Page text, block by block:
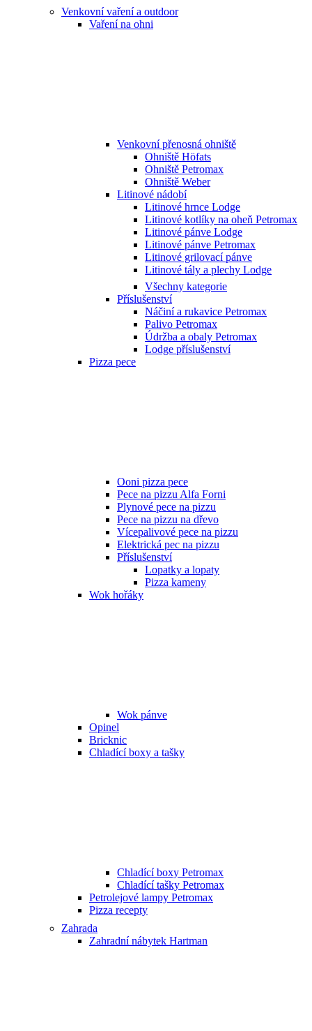
Venkovní vaření a outdoor
Vaření na ohni
Venkovní přenosná ohniště
Ohniště Höfats
Ohniště Petromax
Ohniště Weber
Litinové nádobí
Litinové hrnce Lodge
Litinové kotlíky na oheň Petromax
Litinové pánve Lodge
Litinové pánve Petromax
Litinové grilovací pánve
Litinové tály a plechy Lodge
Všechny kategorie
Příslušenství
Náčiní a rukavice Petromax
Palivo Petromax
Údržba a obaly Petromax
Lodge příslušenství
Pizza pece
Ooni pizza pece
Pece na pizzu Alfa Forni
Plynové pece na pizzu
Pece na pizzu na dřevo
Vícepalivové pece na pizzu
Elektrická pec na pizzu
Příslušenství
Lopatky a lopaty
Pizza kameny
Wok hořáky
Wok pánve
Opinel
Bricknic
Chladící boxy a tašky
Chladící boxy Petromax
Chladící tašky Petromax
Petrolejové lampy Petromax
Pizza recepty
Zahrada
Zahradní nábytek Hartman